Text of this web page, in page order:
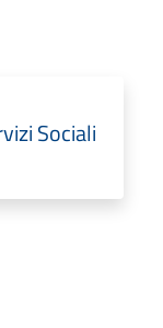
Sociali